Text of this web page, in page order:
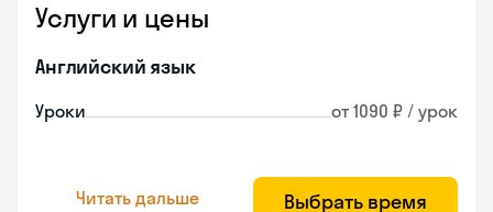
Услуги и цены
Английский язык
Уроки от 1090 ₽ / урок
Читать дальше Выбрать время